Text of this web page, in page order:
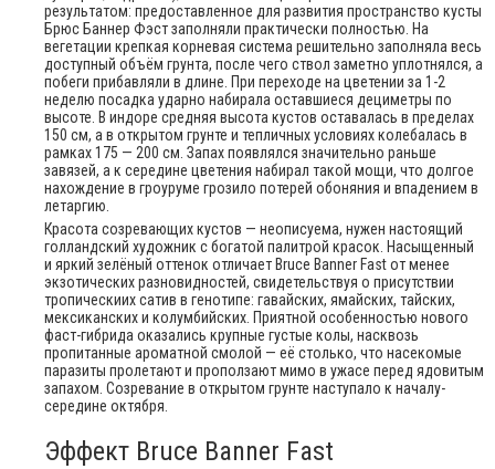
результатом: предоставленное для развития пространство кусты
Брюс Баннер Фэст заполняли практически полностью. На
вегетации крепкая корневая система решительно заполняла весь
доступный объём грунта, после чего ствол заметно уплотнялся, а
побеги прибавляли в длине. При переходе на цветении за 1-2
неделю посадка ударно набирала оставшиеся дециметры по
высоте. В индоре средняя высота кустов оставалась в пределах
150 см, а в открытом грунте и тепличных условиях колебалась в
рамках 175 — 200 см. Запах появлялся значительно раньше
завязей, а к середине цветения набирал такой мощи, что долгое
нахождение в гроуруме грозило потерей обоняния и впадением в
летаргию.
Красота созревающих кустов — неописуема, нужен настоящий
голландский художник с богатой палитрой красок. Насыщенный
и яркий зелёный оттенок отличает Bruce Banner Fast от менее
экзотических разновидностей, свидетельствуя о присутствии
тропическиих сатив в генотипе: гавайских, ямайских, тайских,
мексиканских и колумбийских. Приятной особенностью нового
фаст-гибрида оказались крупные густые колы, насквозь
пропитанные ароматной смолой — её столько, что насекомые
паразиты пролетают и проползают мимо в ужасе перед ядовитым
запахом. Созревание в открытом грунте наступало к началу-
середине октября.
Эффект Bruce Banner Fast